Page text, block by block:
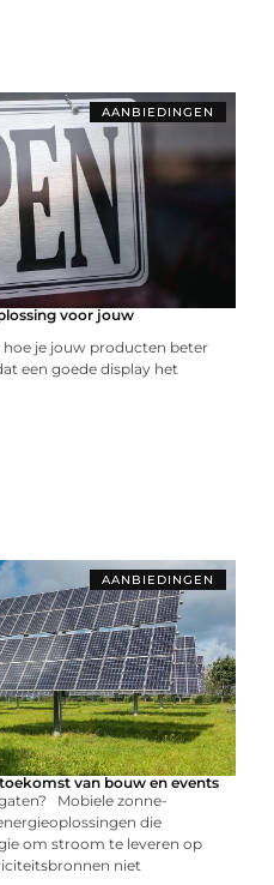
AANBIEDINGEN
voor jouw
je jouw producten beter
een goede display het
AANBIEDINGEN
van bouw en events
Mobiele zonne-
die
om stroom te leveren op
niet